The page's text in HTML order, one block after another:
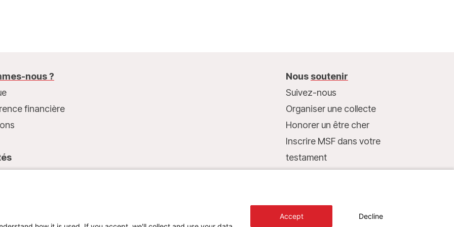
nous ?
financière
Nous soutenir
Suivez-nous
Organiser une collecte
Honorer un être cher
Inscrire MSF dans votre
testament
Coordonnées bancaires :
LU75 1111 0000 4848 0000
Accept Decline